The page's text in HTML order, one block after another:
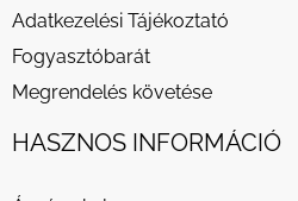
Adatkezelési Tájékoztató
Fogyasztóbarát
Megrendelés követése
HASZNOS INFORMÁCIÓ